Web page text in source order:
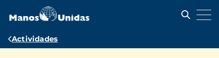
contenido
Ruta
Actividades